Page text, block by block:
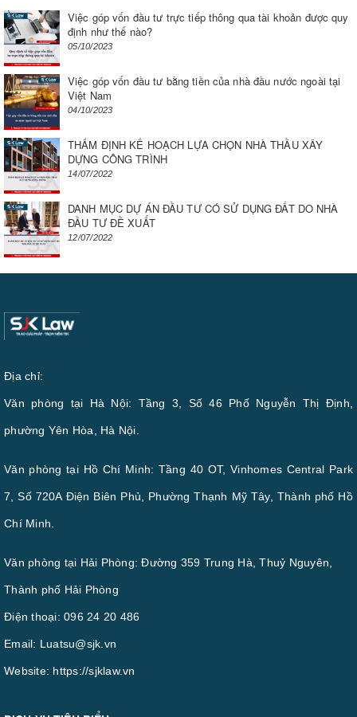
Việc góp vốn đầu tư trực tiếp thông qua tài khoản được quy
định như thế nào?
05/10/2023
Việc góp vốn đầu tư bằng tiền của nhà đầu nước ngoài tại
Việt Nam
04/10/2023
THẨM ĐỊNH KẾ HOẠCH LỰA CHỌN NHÀ THẦU XÂY
DỰNG CÔNG TRÌNH
14/07/2022
DANH MỤC DỰ ÁN ĐẦU TƯ CÓ SỬ DỤNG ĐẤT DO NHÀ
ĐẦU TƯ ĐỀ XUẤT
12/07/2022
Địa chỉ:
Văn phòng tại Hà Nội: Tầng 3, Số 46 Phố Nguyễn Thị Định,
phường Yên Hòa, Hà Nội.
Văn phòng tại Hồ Chí Minh: Tầng 40 OT, Vinhomes Central Park
7, Số 720A Điện Biên Phủ, Phường Thạnh Mỹ Tây, Thành phố Hồ
Chí Minh.
Văn phòng tại Hải Phòng: Đường 359 Trung Hà, Thuỷ Nguyên,
Thành phố Hải Phòng
Điện thoại: 096 24 20 486
Email: Luatsu@sjk.vn
Website: https://sjklaw.vn